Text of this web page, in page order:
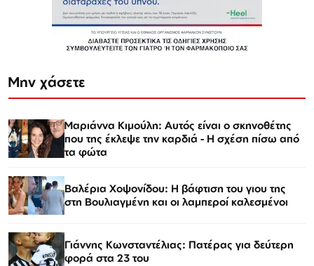
Μην χάσετε
Μαριάννα Κιμούλη: Αυτός είναι ο σκηνοθέτης
που της έκλεψε την καρδιά - Η σχέση πίσω από
τα φώτα
Βαλέρια Χοψονίδου: Η βάφτιση του γιου της
στη Βουλιαγμένη και οι λαμπεροί καλεσμένοι
Γιάννης Κωνσταντέλιας: Πατέρας για δεύτερη
φορά στα 23 του